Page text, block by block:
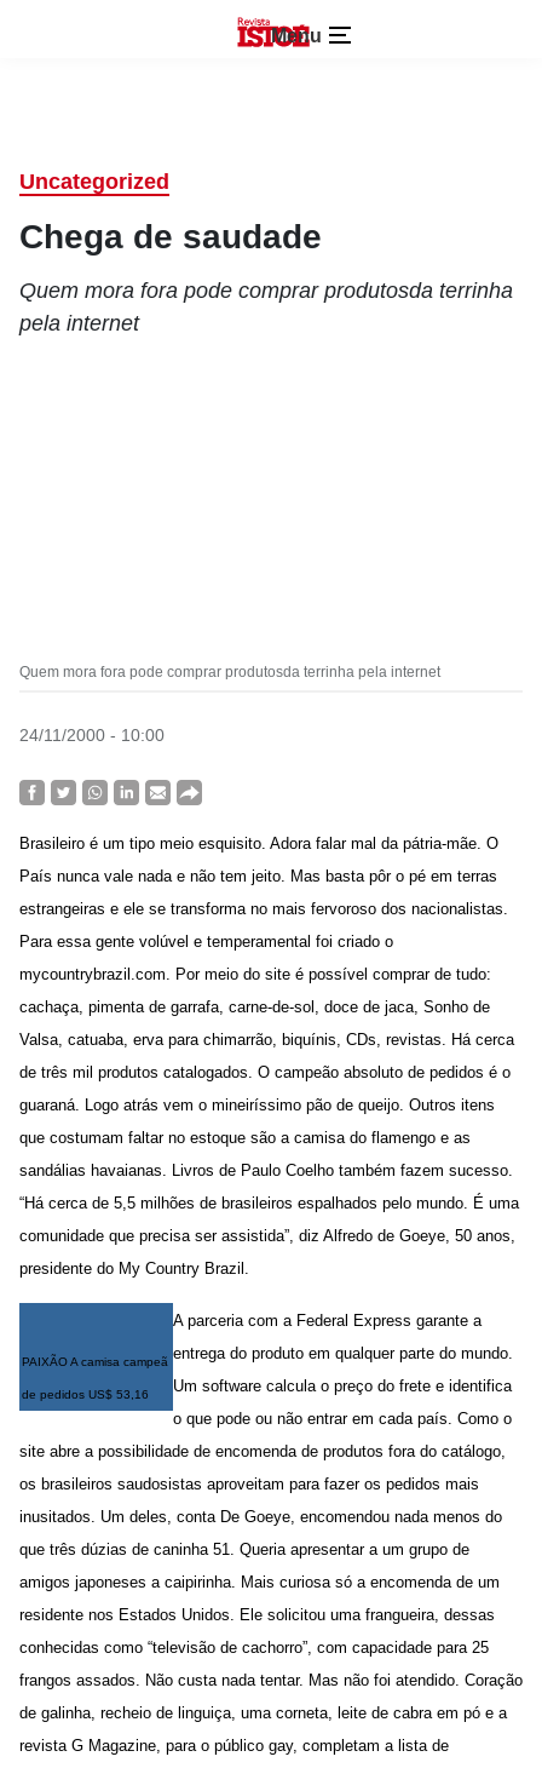
Menu
Uncategorized
Chega de saudade
Quem mora fora pode comprar produtosda terrinha
pela internet
Quem mora fora pode comprar produtosda terrinha pela internet
24/11/2000 - 10:00
Brasileiro é um tipo meio esquisito. Adora falar mal da pátria-mãe. O
País nunca vale nada e não tem jeito. Mas basta pôr o pé em terras
estrangeiras e ele se transforma no mais fervoroso dos nacionalistas.
Para essa gente volúvel e temperamental foi criado o
mycountrybrazil.com. Por meio do site é possível comprar de tudo:
cachaça, pimenta de garrafa, carne-de-sol, doce de jaca, Sonho de
Valsa, catuaba, erva para chimarrão, biquínis, CDs, revistas. Há cerca
de três mil produtos catalogados. O campeão absoluto de pedidos é o
guaraná. Logo atrás vem o mineiríssimo pão de queijo. Outros itens
que costumam faltar no estoque são a camisa do flamengo e as
sandálias havaianas. Livros de Paulo Coelho também fazem sucesso.
“Há cerca de 5,5 milhões de brasileiros espalhados pelo mundo. É uma
comunidade que precisa ser assistida”, diz Alfredo de Goeye, 50 anos,
presidente do My Country Brazil.
PAIXÃO A camisa campeã
de pedidos US$ 53,16
A parceria com a Federal Express garante a
entrega do produto em qualquer parte do mundo.
Um software calcula o preço do frete e identifica
o que pode ou não entrar em cada país. Como o
site abre a possibilidade de encomenda de produtos fora do catálogo,
os brasileiros saudosistas aproveitam para fazer os pedidos mais
inusitados. Um deles, conta De Goeye, encomendou nada menos do
que três dúzias de caninha 51. Queria apresentar a um grupo de
amigos japoneses a caipirinha. Mais curiosa só a encomenda de um
residente nos Estados Unidos. Ele solicitou uma frangueira, dessas
conhecidas como “televisão de cachorro”, com capacidade para 25
frangos assados. Não custa nada tentar. Mas não foi atendido. Coração
de galinha, recheio de linguiça, uma corneta, leite de cabra em pó e a
revista G Magazine, para o público gay, completam a lista de